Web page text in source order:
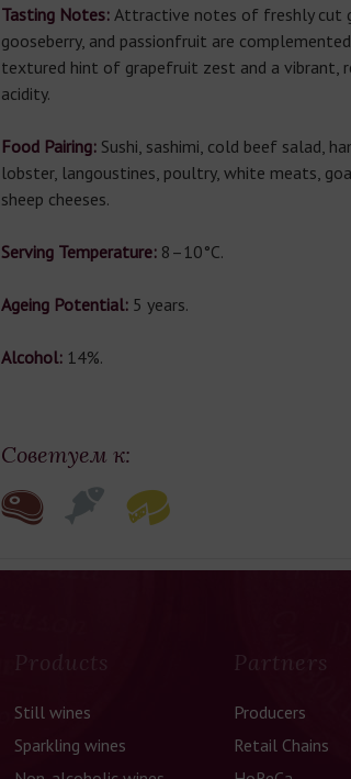
Tasting Notes: Attractive notes of freshly cut
gooseberry, and passionfruit are
textured hint of grapefruit zest and a vibrant,
acidity.
Food Pairing: Sushi, sashimi, cold beef salad,
lobster, langoustines, poultry, white meats,
sheep cheeses.
Serving Temperature: 8–10°C.
Ageing Potential: 5 years.
Alcohol: 14%.
Советуем к:
Products
Still wines
Sparkling wines
Partners
Producers
Retail Chains